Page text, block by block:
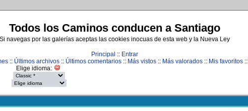
Todos los Caminos conducen a Santiago
Si navegas por las galerías aceptas las cookies inocuas de esta web y la Nueva Ley
Principal :: Entrar
:: Últimos archivos:: Últimos comentarios:: Más vistos:: Más valorados:: Mis favoritos::
Elige idioma: